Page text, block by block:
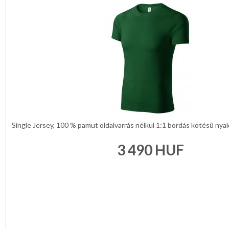
Single Jersey, 100 % pamut oldalvarrás nélkül 1:1 bordás kötésű
3 490 HUF